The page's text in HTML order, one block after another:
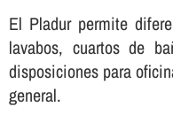
El Pladur permite
lavabos, cuartos de
disposiciones para
general.